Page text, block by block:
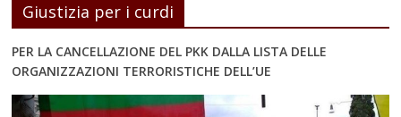
Giustizia per i curdi
PER LA CANCELLAZIONE DEL PKK DALLA LISTA DELLE
ORGANIZZAZIONI TERRORISTICHE DELL’UE